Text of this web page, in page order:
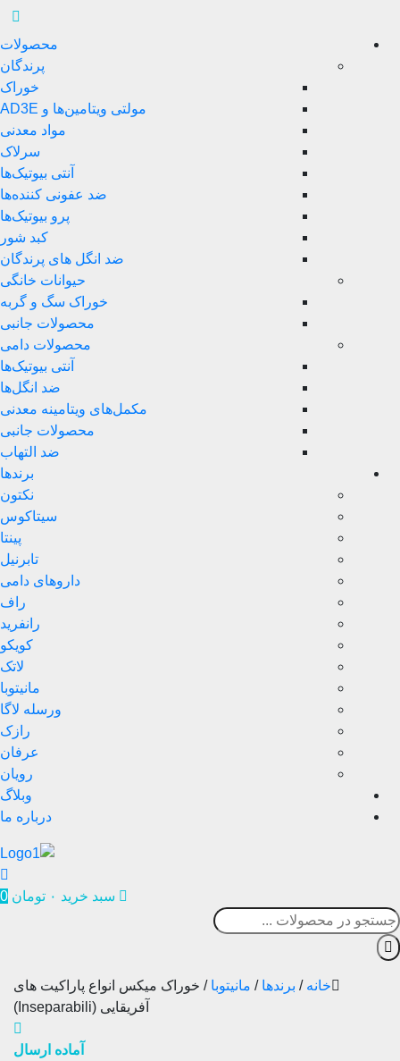
محصولات
پرندگان
خوراک
مولتی ویتامین‌ها و AD3E
مواد معدنی
سرلاک
آنتی بیوتیک‌ها
ضد عفونی کننده‌ها
پرو بیوتیک‌ها
کبد شور
ضد انگل های پرندگان
حیوانات خانگی
خوراک سگ و گربه
محصولات جانبی
محصولات دامی
آنتی بیوتیک‌ها
ضد انگل‌ها
مکمل‌های ویتامینه معدنی
محصولات جانبی
ضد التهاب
برندها
نکتون
سیتاکوس
پینتا
تابرنیل
داروهای دامی
راف
رانفرید
کویکو
لاتک
مانیتوبا
ورسله لاگا
رازک
عرفان
رویان
وبلاگ
درباره ما
سبد خرید ۰ تومان 0
خانه / برندها / مانیتوبا / خوراک میکس انواع پاراکیت های
آفریقایی (Inseparabili)
آماده ارسال